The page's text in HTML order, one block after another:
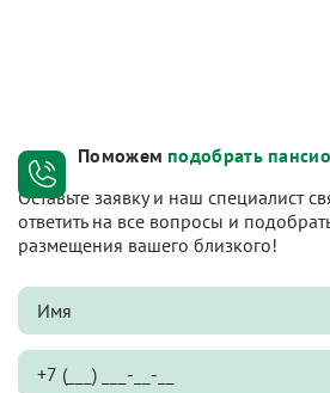
Поможем подобрать
Оставьте заявку и наш специалист
ответить на все вопросы и
размещения вашего близкого!